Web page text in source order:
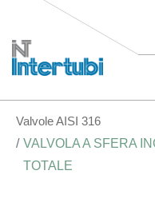
Valvole AISI 316
VALVOLA A SFERA
TOTALE